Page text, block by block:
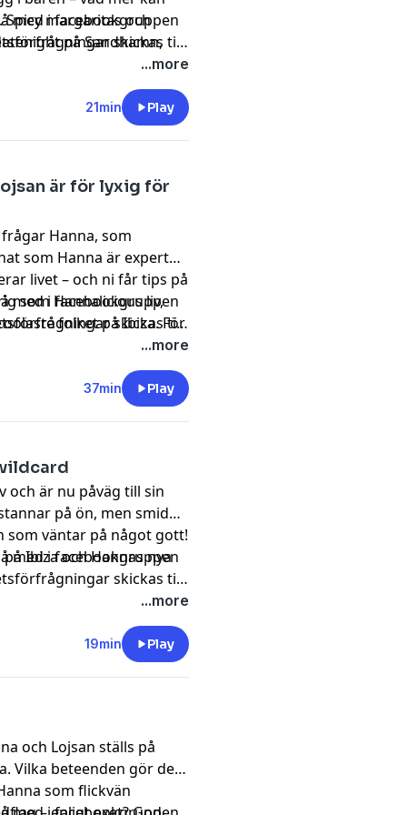
Spicy margaritas och
på Sandhamn,
med i facebookgruppen
skickas till
...more
21min Play
är för lyxig för
Hanna, som
som Hanna är expert
livet – och ni får tips på
som Hannalicious liv,
folket på Ibiza. För
med Tiesto eller en av
med i facebookgruppen
skickas till
...more
37min Play
och är nu påväg till sin
på ön, men smider
som väntar på något gott!
Ibiza och Hannas nya
med i facebookgruppen
skickas till
...more
19min Play
och Lojsan ställs på
Vilka beteenden gör de
som flickvän